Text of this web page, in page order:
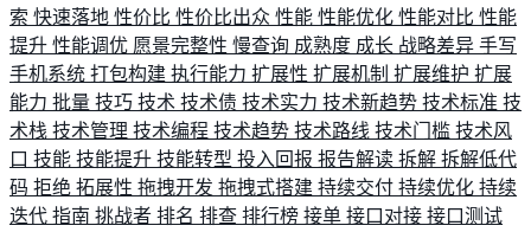
索 快速落地 性价比 性价比出众 性能 性能优化 性能对比 性能
提升 性能调优 愿景完整性 慢查询 成熟度 成长 战略差异 手写
手机系统 打包构建 执行能力 扩展性 扩展机制 扩展维护 扩展
能力 批量 技巧 技术 技术债 技术实力 技术新趋势 技术标准 技
术栈 技术管理 技术编程 技术趋势 技术路线 技术门槛 技术风
口 技能 技能提升 技能转型 投入回报 报告解读 拆解 拆解低代
码 拒绝 拓展性 拖拽开发 拖拽式搭建 持续交付 持续优化 持续
迭代 指南 挑战者 排名 排查 排行榜 接单 接口对接 接口测试